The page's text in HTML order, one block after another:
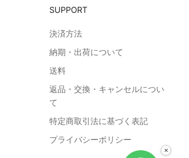
SUPPORT
決済方法
納期・出荷について
送料
返品・交換・キャンセルについ
て
特定商取引法に基づく表記
プライバシーポリシー
×